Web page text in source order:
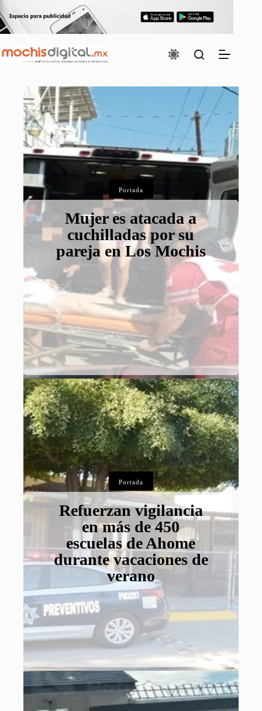
Saltar
al
contenido
Portada
Mujer es atacada a
cuchilladas por su
pareja en Los Mochis
Portada
Refuerzan vigilancia
en más de 450
escuelas de Ahome
durante vacaciones de
verano